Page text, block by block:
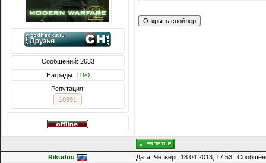
Сообщений: 2633
Награды: 1190
Репутация:
10991
Rikudou Дата: Четверг, 18.04.2013, 17:53 |